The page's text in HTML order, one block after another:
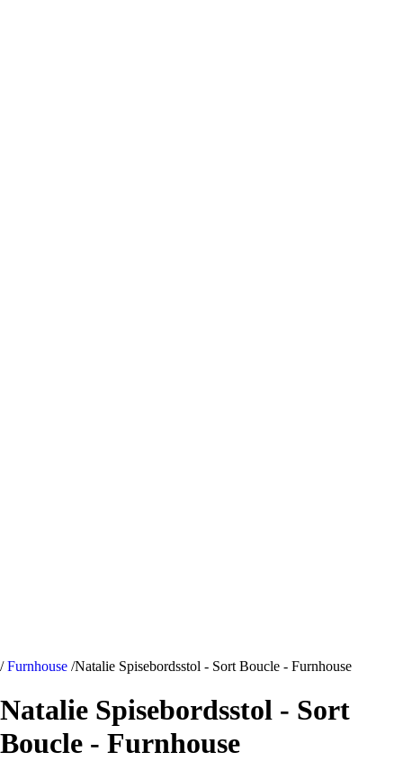
/ Furnhouse /Natalie Spisebordsstol - Sort Boucle - Furnhouse
Natalie Spisebordsstol - Sort
Boucle - Furnhouse